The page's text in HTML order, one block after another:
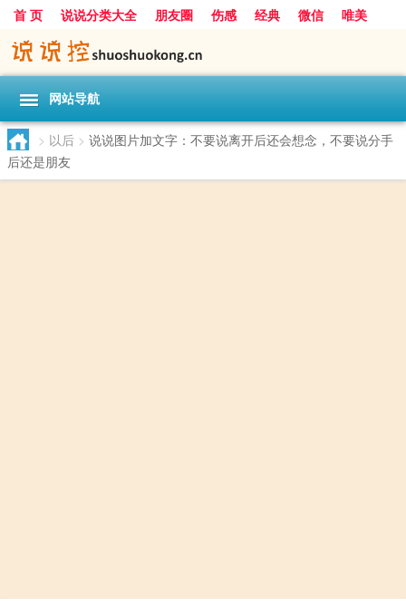
首 页 说说分类大全 朋友圈 伤感 经典 微信
唯美
励志
爱情 搞笑
网站导航
> 以后 > 说说图片加文字：不要说离开后还会想念，不要说分手
后还是朋友